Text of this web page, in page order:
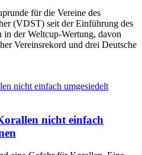
für die Vereine des
(VDST) seit der Einführung des
der Weltcup-Wertung, davon
Vereinsrekord und drei Deutsche
nicht einfach